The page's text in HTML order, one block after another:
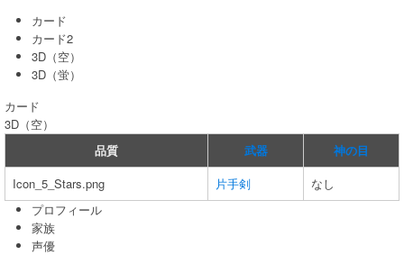
カード
カード2
3D（空）
3D（蛍）
カード
3D（空）
品質
武器
神の目
Icon_5_Stars.png
片手剣
なし
プロフィール
家族
声優